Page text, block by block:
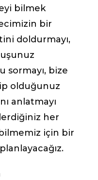
bilmek
bir
doldurmayı,
sormayı, bize
olduğunuz
anlatmayı
her
için bir